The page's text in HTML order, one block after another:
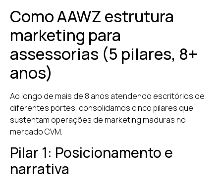
Como AAWZ estrutura
marketing para
assessorias (5 pilares, 8+
anos)
Ao longo de mais de 8 anos atendendo escritórios de
diferentes portes, consolidamos cinco pilares que
sustentam operações de marketing maduras no
mercado CVM.
Pilar 1: Posicionamento e
narrativa